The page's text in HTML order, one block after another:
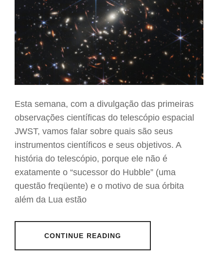
Esta semana, com a divulgação das primeiras
observações científicas do telescópio espacial
JWST, vamos falar sobre quais são seus
instrumentos científicos e seus objetivos. A
história do telescópio, porque ele não é
exatamente o “sucessor do Hubble” (uma
questão freqüente) e o motivo de sua órbita
além da Lua estão
CONTINUE READING